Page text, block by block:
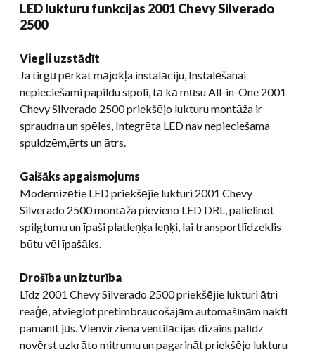
LED lukturu funkcijas 2001 Chevy Silverado
2500
Viegli uzstādīt
Ja tirgū pērkat mājokļa instalāciju, Instalēšanai
nepieciešami papildu sīpoli, tā kā mūsu All-in-One 2001
Chevy Silverado 2500 priekšējo lukturu montāža ir
spraudņa un spēles, Integrēta LED nav nepieciešama
spuldzēm,ērts un ātrs.
Gaišāks apgaismojums
Modernizētie LED priekšējie lukturi 2001 Chevy
Silverado 2500 montāža pievieno LED DRL, palielinot
spilgtumu un īpaši platleņķa leņķi, lai transportlīdzeklis
būtu vēl īpašāks.
Drošība un izturība
Līdz 2001 Chevy Silverado 2500 priekšējie lukturi ātri
reaģē, atvieglot pretimbraucošajām automašīnām naktī
pamanīt jūs. Vienvirziena ventilācijas dizains palīdz
novērst uzkrāto mitrumu un pagarināt priekšējo lukturu